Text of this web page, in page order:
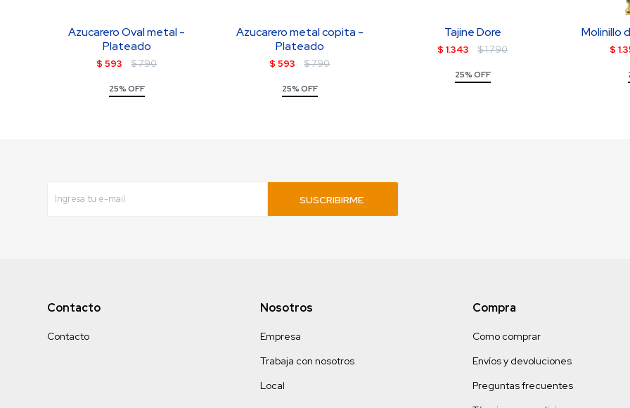
Azucarero Oval metal -
Plateado
$ 593 $790
25% OFF
Azucarero metal copita -
Plateado
$ 593 $790
25% OFF
Tajine Dore
$ 1.343 $1.790
25% OFF
Molinillo
$
SUSCRIBIRME
Contacto
Contacto
Nosotros
Empresa
Trabaja con nosotros
Local
Compra
Como comprar
Envíos y devoluciones
Preguntas frecuentes